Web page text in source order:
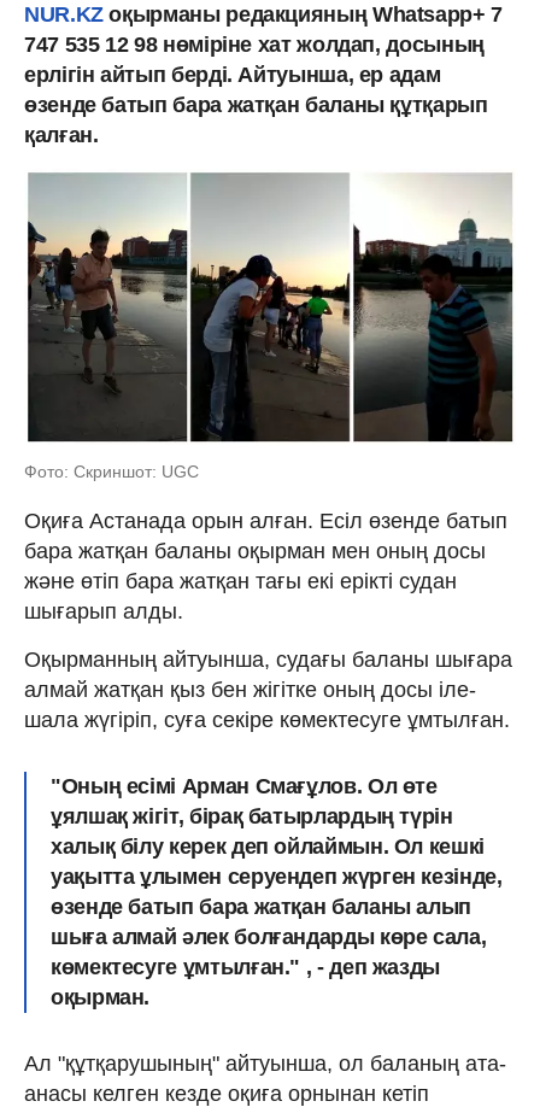
NUR.KZоқырманы редакцияның Whatsapp+ 7
747 535 12 98 нөміріне хат жолдап, досының
ерлігін айтып берді. Айтуынша, ер адам
өзенде батып бара жатқан баланы құтқарып
қалған.
Фото: Скриншот: UGC
Оқиға Астанада орын алған. Есіл өзенде батып
бара жатқан баланы оқырман мен оның досы
және өтіп бара жатқан тағы екі ерікті судан
шығарып алды.
Оқырманның айтуынша, судағы баланы шығара
алмай жатқан қыз бен жігітке оның досы іле-
шала жүгіріп, суға секіре көмектесуге ұмтылған.
"Оның есімі Арман Смағұлов. Ол өте
ұялшақ жігіт, бірақ батырлардың түрін
халық білу керек деп ойлаймын. Ол кешкі
уақытта ұлымен серуендеп жүрген кезінде,
өзенде батып бара жатқан баланы алып
шыға алмай әлек болғандарды көре сала,
көмектесуге ұмтылған." , - деп жазды
оқырман.
Ал "құтқарушының" айтуынша, ол баланың ата-
анасы келген кезде оқиға орнынан кетіп